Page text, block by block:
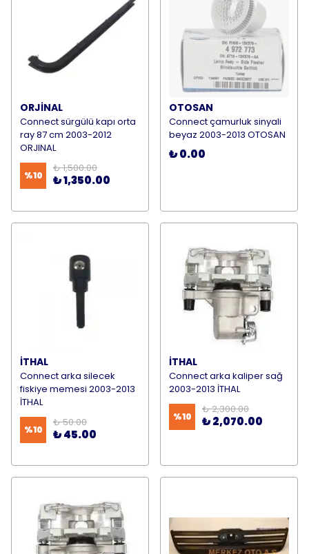
ORJİNAL
Connect sürgülü kapı orta
ray 87 cm 2003-2012
ORJINAL
%10
₺ 1,500.00
₺ 1,350.00
OTOSAN
Connect çamurluk sinyali
beyaz 2003-2013 OTOSAN
₺ 0.00
İTHAL
Connect arka silecek
fiskiye memesi 2003-2013
İTHAL
%10
₺ 50.00
₺ 45.00
İTHAL
Connect arka kaliper sağ
2003-2013 İTHAL
%10
₺ 2,300.00
₺ 2,070.00